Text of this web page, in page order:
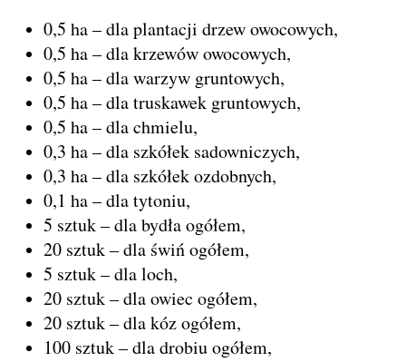
0,5 ha – dla plantacji drzew owocowych,
0,5 ha – dla krzewów owocowych,
0,5 ha – dla warzyw gruntowych,
0,5 ha – dla truskawek gruntowych,
0,5 ha – dla chmielu,
0,3 ha – dla szkółek sadowniczych,
0,3 ha – dla szkółek ozdobnych,
0,1 ha – dla tytoniu,
5 sztuk – dla bydła ogółem,
20 sztuk – dla świń ogółem,
5 sztuk – dla loch,
20 sztuk – dla owiec ogółem,
20 sztuk – dla kóz ogółem,
100 sztuk – dla drobiu ogółem,